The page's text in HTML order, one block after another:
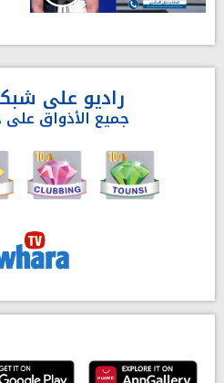
راديو على
جميع الأذواق